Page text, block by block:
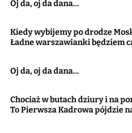
Oj da, oj da dana…
Kiedy wybijemy po drodze
Ładne warszawianki będziem
Oj da, oj da dana…
Chociaż w butach dziury i na
To Pierwsza Kadrowa pójdzie